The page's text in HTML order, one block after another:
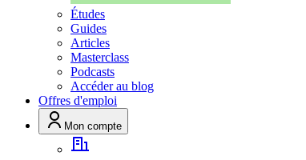
Études
Guides
Articles
Masterclass
Podcasts
Accéder au blog
Offres d'emploi
Mon compte